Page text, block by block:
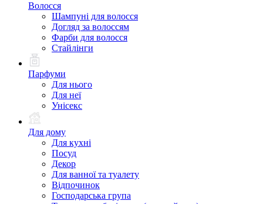
Волосся
Шампуні для волосся
Догляд за волоссям
Фарби для волосся
Стайлінги
Парфуми
Для нього
Для неї
Унісекс
Для дому
Для кухні
Посуд
Декор
Для ванної та туалету
Відпочинок
Господарська група